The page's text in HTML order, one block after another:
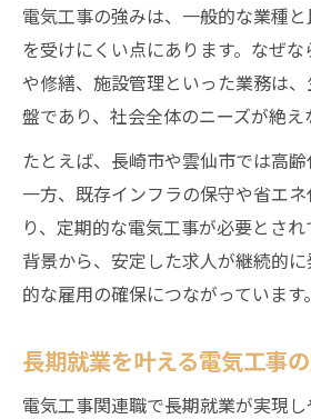
電気工事の強みは、一般的な業種
を受けにくい点にあります。なぜ
や修繕、施設管理といった業務は
盤であり、社会全体のニーズが絶え
たとえば、長崎市や雲仙市では高
一方、既存インフラの保守や省エ
り、定期的な電気工事が必要とさ
背景から、安定した求人が継続的
的な雇用の確保につながっています。
長期就業を叶える電気工事
電気工事関連職で長期就業が実現